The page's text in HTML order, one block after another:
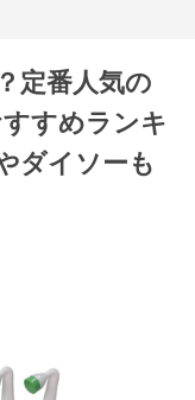
定番人気の
すめランキ
ダイソーも